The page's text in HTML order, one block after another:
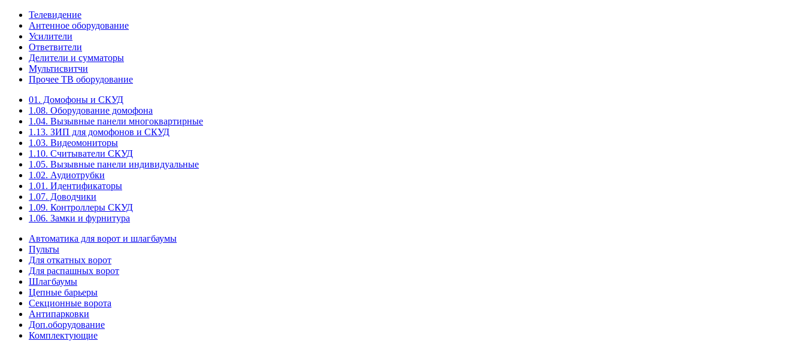
Телевидение
Антенное оборудование
Усилители
Ответвители
Делители и сумматоры
Мультисвитчи
Прочее ТВ оборудование
01. Домофоны и СКУД
1.08. Оборудование домофона
1.04. Вызывные панели многоквартирные
1.13. ЗИП для домофонов и СКУД
1.03. Видеомониторы
1.10. Считыватели СКУД
1.05. Вызывные панели индивидуальные
1.02. Аудиотрубки
1.01. Идентификаторы
1.07. Доводчики
1.09. Контроллеры СКУД
1.06. Замки и фурнитура
Автоматика для ворот и шлагбаумы
Пульты
Для откатных ворот
Для распашных ворот
Шлагбаумы
Цепные барьеры
Секционные ворота
Антипарковки
Доп.оборудование
Комплектующие